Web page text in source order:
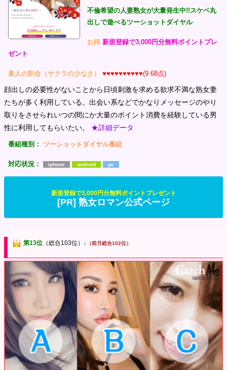
不倫希望の人妻熟女が大量発生中!!スケベ丸
出しで遊べるツーショットダイヤル
お得 新規登録で3,000円分無料ポイントプレ
ゼント
素人の割合（サクラの少なさ） ♥♥♥♥♥♥♥♥♥♥(9.68点)
顔出しの必要性がないことから日頃刺激を求める欲求不満な熟女妻
たちが多く利用している。出会い系などでかなりメッセージのやり
取りをさせられいつの間にか大量のポイント消費を経験している男
性に利用してもらいたい。 ★詳細データ
番組種別： ツーショットダイヤル番組
対応状況： iphone android pc
新規登録で3,000円分無料ポイントプレゼント
[PR] 熟女ロマン公式ページ
第13位 （総合103位） ↓ （前月総合102位）